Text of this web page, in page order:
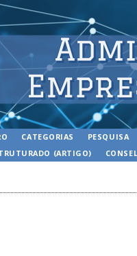
CATEGORIAS
PESQUISA
(ARTIGO)